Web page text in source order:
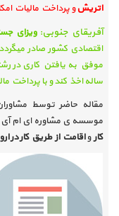
اتریش و پرداخت مالیات
آفریقای جنوبی: ویزای
اقتصادی کشور صادر
موفق به یافتن کاری در
ساله اخذ کند و با پرداخت
مقاله حاضر توسط
موسسه­ ی مشاوره ای ام
کار و اقامت از طریق کار در